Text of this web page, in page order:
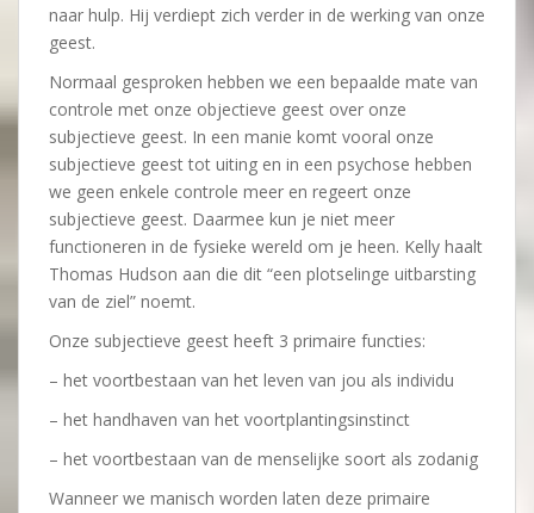
naar hulp. Hij verdiept zich verder in de werking van onze
geest.
Normaal gesproken hebben we een bepaalde mate van
controle met onze objectieve geest over onze
subjectieve geest. In een manie komt vooral onze
subjectieve geest tot uiting en in een psychose hebben
we geen enkele controle meer en regeert onze
subjectieve geest. Daarmee kun je niet meer
functioneren in de fysieke wereld om je heen. Kelly haalt
Thomas Hudson aan die dit “een plotselinge uitbarsting
van de ziel” noemt.
Onze subjectieve geest heeft 3 primaire functies:
– het voortbestaan van het leven van jou als individu
– het handhaven van het voortplantingsinstinct
– het voortbestaan van de menselijke soort als zodanig
Wanneer we manisch worden laten deze primaire